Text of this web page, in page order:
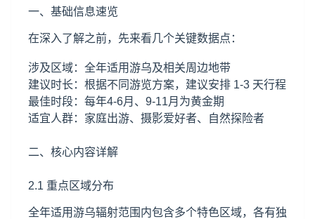
一、基础信息速览
在深入了解之前，先来看几个关键数据点：
涉及区域：全年适用游乌及相关周边地带
建议时长：根据不同游览方案，建议安排 1-3 天行程
最佳时段：每年4-6月、9-11月为黄金期
适宜人群：家庭出游、摄影爱好者、自然探险者
二、核心内容详解
2.1 重点区域分布
全年适用游乌辐射范围内包含多个特色区域，各有独